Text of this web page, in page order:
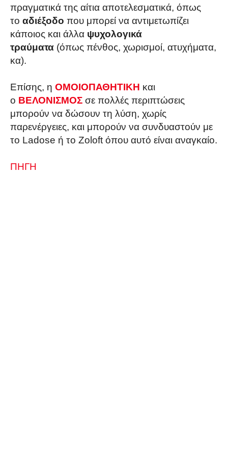
πραγματικά της αίτια αποτελεσματικά, όπως
το αδιέξοδο που μπορεί να αντιμετωπίζει
κάποιος και άλλα ψυχολογικά
τραύματα (όπως πένθος, χωρισμοί, ατυχήματα,
κα).
Επίσης, η ΟΜΟΙΟΠΑΘΗΤΙΚΗ και
ο ΒΕΛΟΝΙΣΜΟΣ σε πολλές περιπτώσεις
μπορούν να δώσουν τη λύση, χωρίς
παρενέργειες, και μπορούν να συνδυαστούν με
το Ladose ή το Zoloft όπου αυτό είναι αναγκαίο.
ΠΗΓΗ